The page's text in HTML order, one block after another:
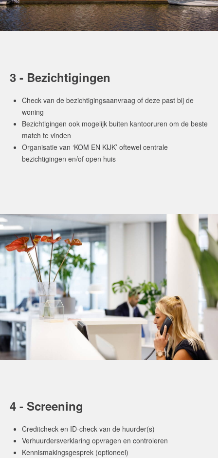
3 - Bezichtigingen
Check van de bezichtigingsaanvraag of deze past bij de
woning
Bezichtigingen ook mogelijk buiten kantooruren om de beste
match te vinden
Organisatie van ‘KOM EN KIJK’ oftewel centrale
bezichtigingen en/of open huis
4 - Screening
Creditcheck en ID-check van de huurder(s)
Verhuurdersverklaring opvragen en controleren
Kennismakingsgesprek (optioneel)